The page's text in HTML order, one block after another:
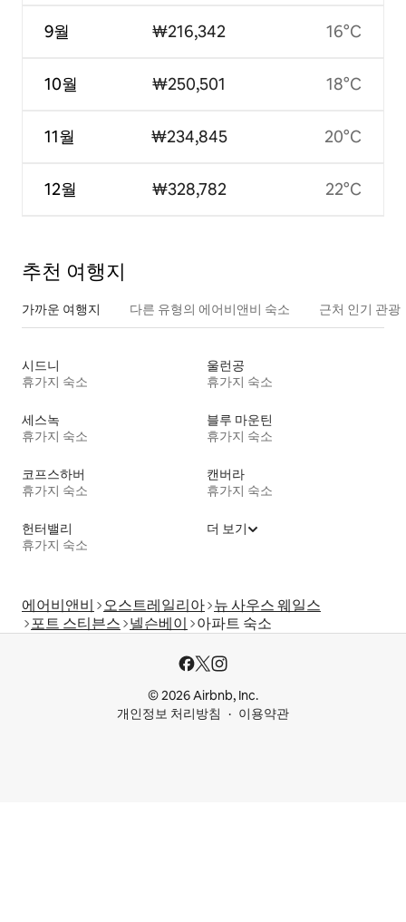
9월
10월
11월
12월
₩216,342
₩250,501
₩234,845
₩328,782
16°C
18°C
20°C
22°C
추천 여행지
가까운 여행지 다른 유형의 에어비앤비 숙소 근처 인기 관광
시드니
휴가지 숙소
울런공
휴가지 숙소
세스녹
휴가지 숙소
블루 마운틴
휴가지 숙소
코프스하버
휴가지 숙소
캔버라
휴가지 숙소
헌터밸리
휴가지 숙소
더 보기
에어비앤비 오스트레일리아 뉴 사우스 웨일스
포트 스티븐스 넬슨베이 아파트 숙소
© 2026 Airbnb, Inc.
개인정보 처리방침
이용약관